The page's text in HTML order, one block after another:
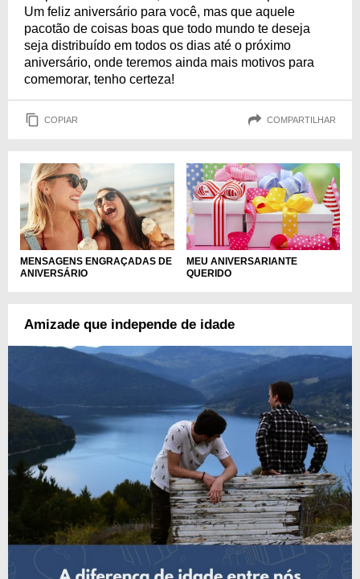
Um feliz aniversário para você, mas que aquele
pacotão de coisas boas que todo mundo te deseja
seja distribuído em todos os dias até o próximo
aniversário, onde teremos ainda mais motivos para
comemorar, tenho certeza!
COPIAR COMPARTILHAR
MENSAGENS ENGRAÇADAS DE
ANIVERSÁRIO
MEU ANIVERSARIANTE
QUERIDO
Amizade que independe de idade